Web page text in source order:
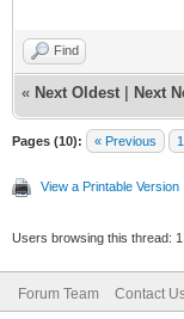
Find
« Next Oldest Next
Pages (10): « Previous 1
View a Printable Version
Users browsing this thread:
Forum Team Contact